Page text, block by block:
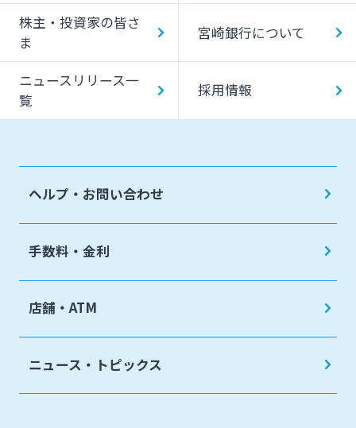
株主・投資家の皆さ
ま
宮崎銀行について
ニュースリリース一
覧
採用情報
ヘルプ・お問い合わせ
手数料・金利
店舗・ATM
ニュース・トピックス